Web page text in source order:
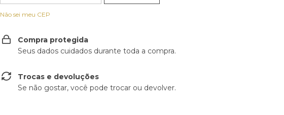
Não sei meu CEP
Compra protegida
Seus dados cuidados durante toda a compra.
Trocas e devoluções
Se não gostar, você pode trocar ou devolver.